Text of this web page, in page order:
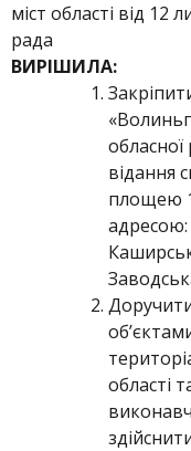
міст області від 12
рада
ВИРІШИЛА:
відання
площею
адресою:
області